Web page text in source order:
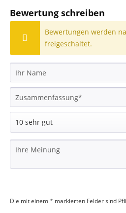
Bewertung schreiben
Bewertungen werden
freigeschaltet.
Die mit einem * markierten Felder sind